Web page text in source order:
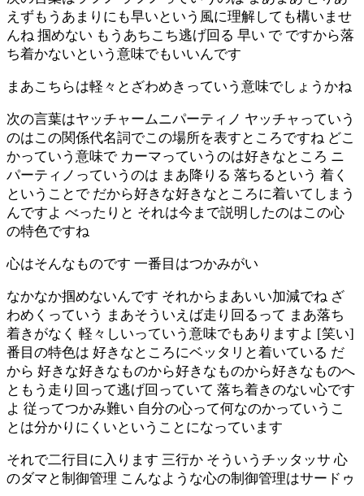
えずもうあまりにも早いという風に理解しても構いませ
んね 掴めない もうあちこち逃げ回る 早い で ですから落
ち着かないという意味でもいいんです
まあこちらは軽々とざわめきっていう意味でしょうかね
次の言葉はヤッチャームニパーティノ ヤッチャっていう
のはこの関係代名詞でこの場所を表すところですね どこ
かっていう意味で カーマっていうのは好きなところ ニ
パーティノっていうのは まあ降りる 落ちるという 着く
ということで だから好きな好きなところに着いてしまう
んですよ べったりと それは今まで説明したのはこの心
の特色ですね
心はそんなものです 一番目はつかみがい
なかなか掴めないんです それからまあいい加減でね ざ
わめくっていう まあそういえば走り回るって まあ落ち
着きがなく 軽々しいっていう意味でもありますよ [笑い]
番目の特色は 好きなところにベッタリと着いている だ
から 好きな好きなものから好きなものから好きなものへ
ともう走り回って逃げ回っていて 落ち着きのない心です
よ 従ってつかみ難い 自分の心って何なのかっていうこ
とは分かりにくいということになっています
それで二行目に入ります 三行か そういうチッタッサ 心
のダマと制御管理 こんなような心の制御管理はサードゥ